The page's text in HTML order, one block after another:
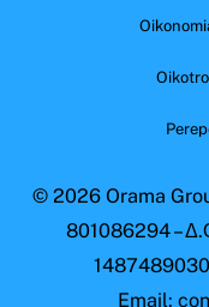
© 2026 Orama
801086294 –
Email: